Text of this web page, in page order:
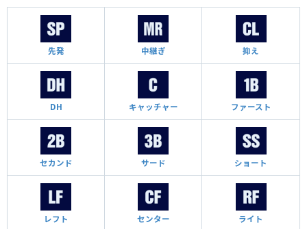
先発 中継ぎ 抑え
DH キャッチャー ファースト
セカンド サード ショート
レフト センター ライト